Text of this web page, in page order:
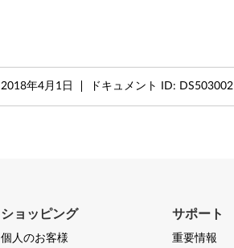
2018年4月1日 ドキュメント ID: DS503002
ショッピング
個人のお客様
サポート
重要情報